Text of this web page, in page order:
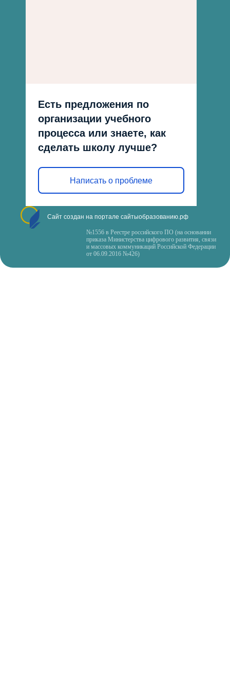
Есть предложения по
организации учебного
процесса или знаете, как
сделать школу лучше?
Написать о проблеме
Сайт создан на портале сайтыобразованию.рф
№1556 в Реестре российского ПО (на основании
приказа Министерства цифрового развития, связи
и массовых коммуникаций Российской Федерации
от 06.09.2016 №426)